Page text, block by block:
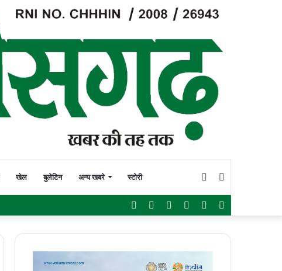
खेल बुलेटिन अन्य खबरे स्टोरी Switch
skin
WhatsApp
Instagram
YouTube
Twitter
Facebook